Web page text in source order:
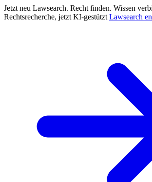
Jetzt neu Lawsearch. Recht finden. Wissen
Rechtsrecherche, jetzt KI-gestützt Lawsearch